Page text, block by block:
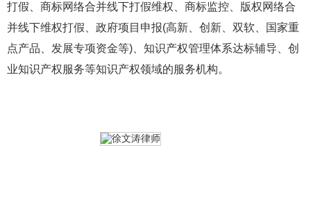
打假、商标网络合并线下打假维权、商标监控、版权网络合
并线下维权打假、政府项目申报(高新、创新、双软、国家重
点产品、发展专项资金等)、知识产权管理体系达标辅导、创
业知识产权服务等知识产权领域的服务机构。